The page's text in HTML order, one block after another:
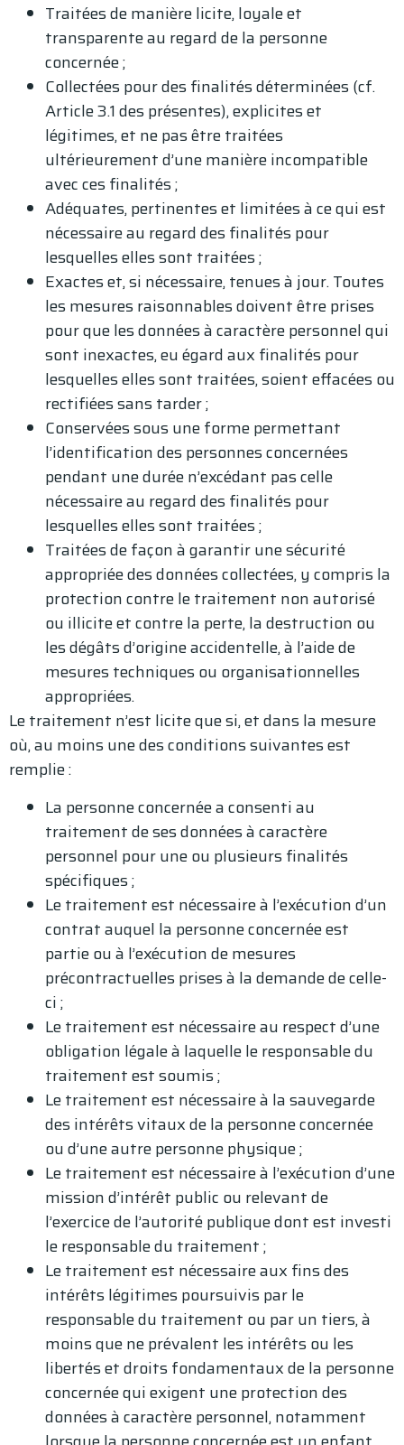
Traitées de manière licite, loyale et
transparente au regard de la personne
concernée ;
Collectées pour des finalités déterminées (cf.
Article 3.1 des présentes), explicites et
légitimes, et ne pas être traitées
ultérieurement d’une manière incompatible
avec ces finalités ;
Adéquates, pertinentes et limitées à ce qui est
nécessaire au regard des finalités pour
lesquelles elles sont traitées ;
Exactes et, si nécessaire, tenues à jour. Toutes
les mesures raisonnables doivent être prises
pour que les données à caractère personnel qui
sont inexactes, eu égard aux finalités pour
lesquelles elles sont traitées, soient effacées ou
rectifiées sans tarder ;
Conservées sous une forme permettant
l’identification des personnes concernées
pendant une durée n’excédant pas celle
nécessaire au regard des finalités pour
lesquelles elles sont traitées ;
Traitées de façon à garantir une sécurité
appropriée des données collectées, y compris la
protection contre le traitement non autorisé
ou illicite et contre la perte, la destruction ou
les dégâts d’origine accidentelle, à l’aide de
mesures techniques ou organisationnelles
appropriées.
Le traitement n’est licite que si, et dans la mesure
où, au moins une des conditions suivantes est
remplie :
La personne concernée a consenti au
traitement de ses données à caractère
personnel pour une ou plusieurs finalités
spécifiques ;
Le traitement est nécessaire à l’exécution d’un
contrat auquel la personne concernée est
partie ou à l’exécution de mesures
précontractuelles prises à la demande de celle-
ci ;
Le traitement est nécessaire au respect d’une
obligation légale à laquelle le responsable du
traitement est soumis ;
Le traitement est nécessaire à la sauvegarde
des intérêts vitaux de la personne concernée
ou d’une autre personne physique ;
Le traitement est nécessaire à l’exécution d’une
mission d’intérêt public ou relevant de
l’exercice de l’autorité publique dont est investi
le responsable du traitement ;
Le traitement est nécessaire aux fins des
intérêts légitimes poursuivis par le
responsable du traitement ou par un tiers, à
moins que ne prévalent les intérêts ou les
libertés et droits fondamentaux de la personne
concernée qui exigent une protection des
données à caractère personnel, notamment